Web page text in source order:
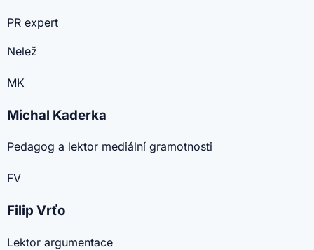
PR expert
Nelež
MK
Michal Kaderka
Pedagog a lektor mediální gramotnosti
FV
Filip Vrťo
Lektor argumentace